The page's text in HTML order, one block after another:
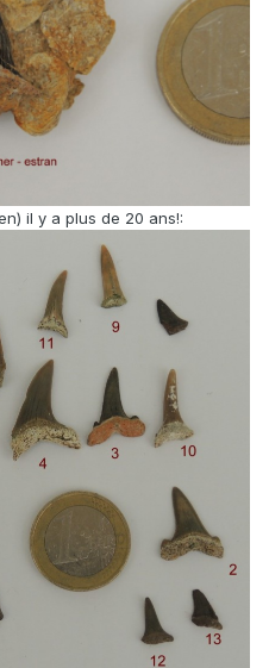
il y a plus de 20 ans!: